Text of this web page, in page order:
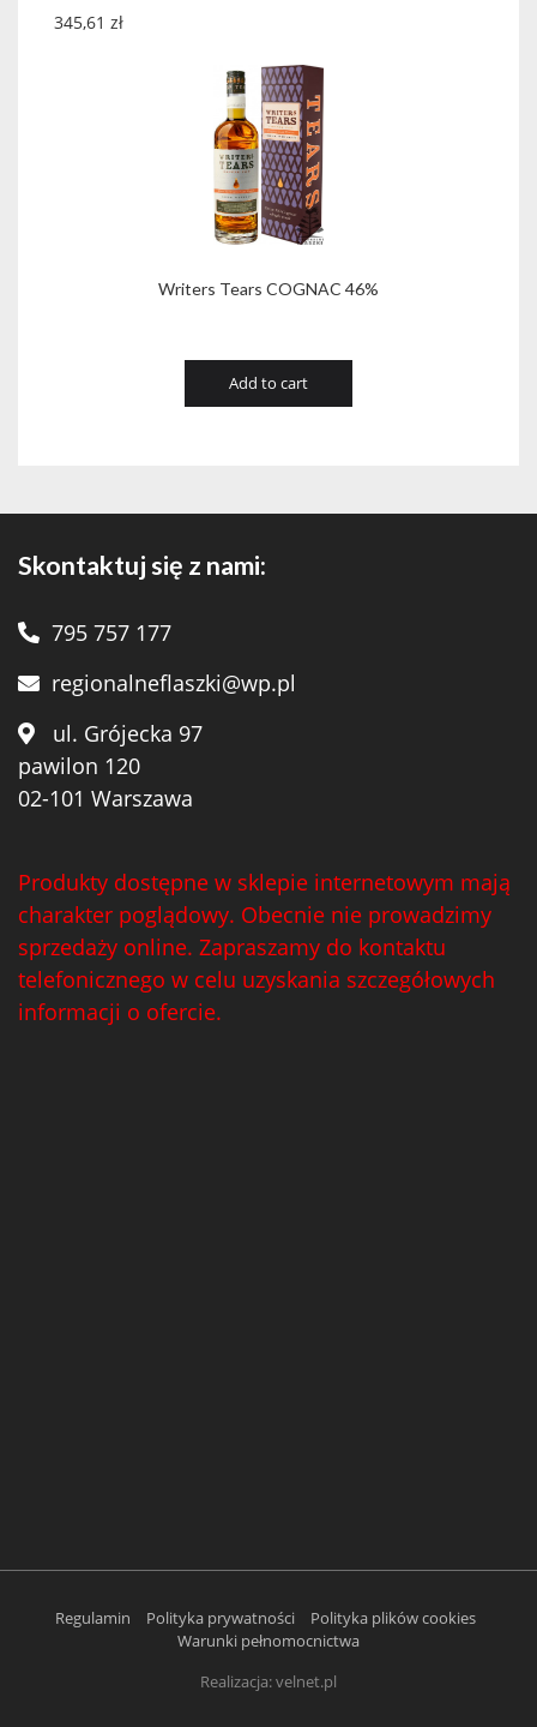
Writers Tears COGNAC 46%
345,61 zł
Add to cart
Skontaktuj się z nami:
795 757 177
regionalneflaszki@wp.pl
ul. Grójecka 97
pawilon 120
02-101 Warszawa
Produkty dostępne w sklepie internetowym mają
charakter poglądowy. Obecnie nie prowadzimy
sprzedaży online. Zapraszamy do kontaktu
telefonicznego w celu uzyskania szczegółowych
informacji o ofercie.
Regulamin Polityka prywatności
Polityka plików cookies
Warunki pełnomocnictwa
Realizacja:velnet.pl